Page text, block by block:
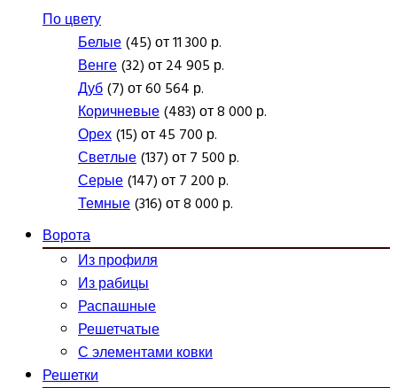
По цвету
Белые(45) от 11 300 р.
Венге(32) от 24 905 р.
Дуб(7) от 60 564 р.
Коричневые(483) от 8 000 р.
Орех(15) от 45 700 р.
Светлые(137) от 7 500 р.
Серые(147) от 7 200 р.
Темные(316) от 8 000 р.
Ворота
Из профиля
Из рабицы
Распашные
Решетчатые
С элементами ковки
Решетки